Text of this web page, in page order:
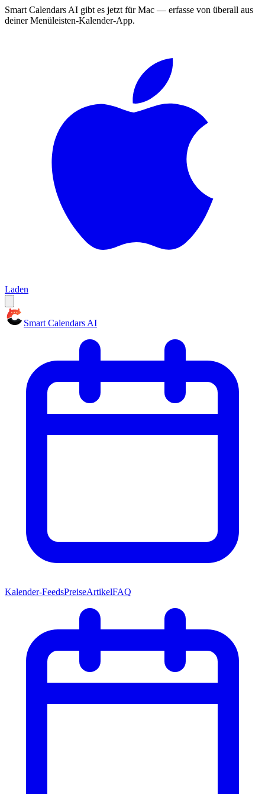
Smart Calendars AI gibt es jetzt für Mac — erfasse von überall aus
deiner Menüleisten-Kalender-App.
Laden
Smart Calendars AI
Kalender-FeedsPreiseArtikelFAQ